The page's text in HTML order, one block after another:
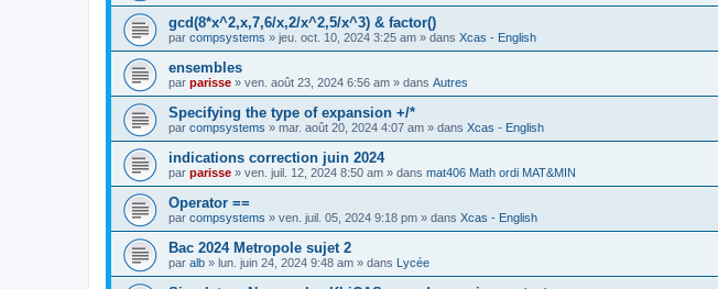
gcd(8*x^2,x,7,6/x,2/x^2,5/x^3) & factor()
par compsystems » jeu. oct. 10, 2024 3:25 am » dans Xcas - English
ensembles
par parisse » ven. août 23, 2024 6:56 am » dans Autres
Specifying the type of expansion +/*
par compsystems » mar. août 20, 2024 4:07 am » dans Xcas - English
indications correction juin 2024
par parisse » ven. juil. 12, 2024 8:50 am » dans mat406 Math ordi MAT&MIN
Operator ==
par compsystems » ven. juil. 05, 2024 9:18 pm » dans Xcas - English
Bac 2024 Metropole sujet 2
par alb » lun. juin 24, 2024 9:48 am » dans Lycée